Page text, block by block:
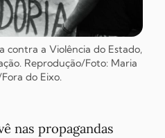
contra a Violência do Estado,
Reprodução/Foto: Maria
do Eixo.
nas propagandas